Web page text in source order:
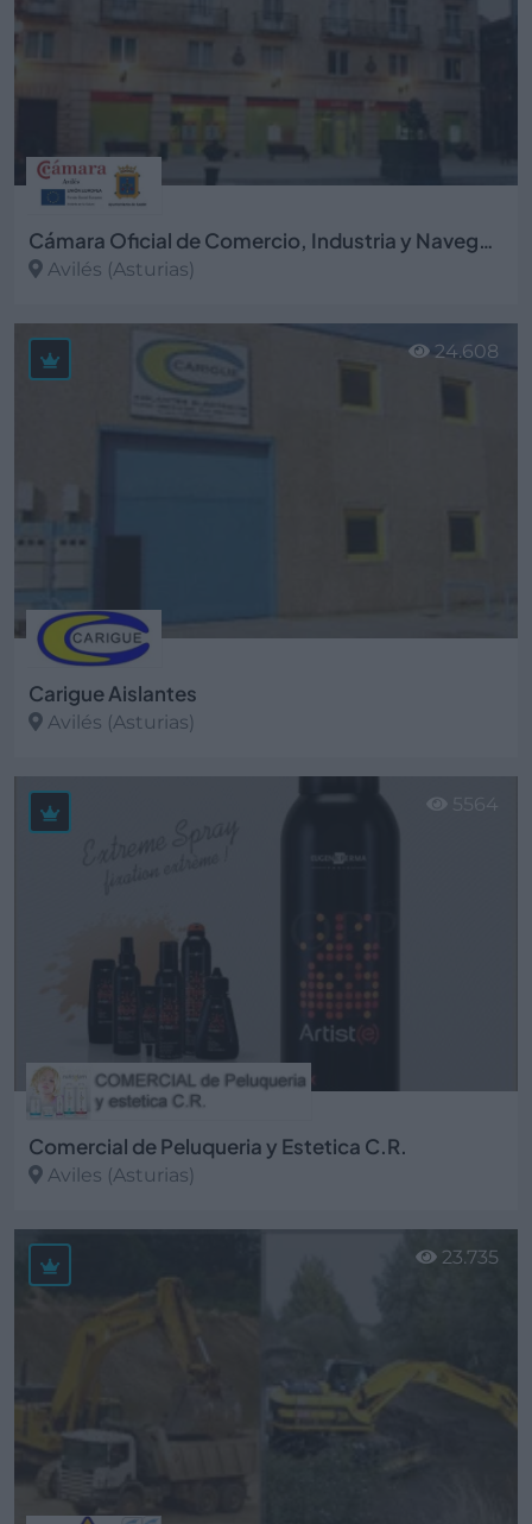
Cámara Oficial de Comercio, Industria y Navegación de Avilés
Avilés (Asturias)
Ver más
Carigue Aislantes
Avilés (Asturias)
24.608
Comercial de Peluqueria y Estetica C.R.
Aviles (Asturias)
Ver más
5564
23.735